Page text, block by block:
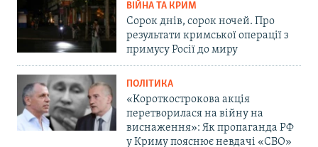
ВІЙНА ТА КРИМ
Сорок днів, сорок ночей. Про
результати кримської операції з
примусу Росії до миру
ПОЛІТИКА
«Короткострокова акція
перетворилася на війну на
виснаження»: Як пропаганда РФ
у Криму пояснює невдачі «СВО»